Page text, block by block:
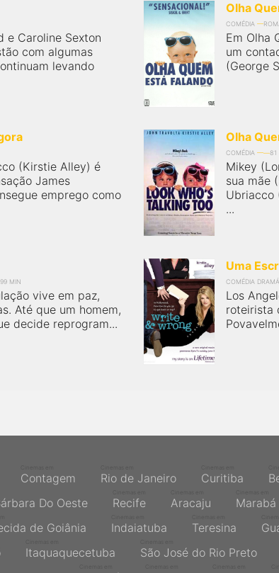
e Caroline Sexton
com algumas
levando
Olha
COMÉDIA
Em Olha
um
(George
(Kirstie Alley) é
James
emprego como
Olha
COMÉDIA 81
Mikey
sua mãe
Ubriacco
...
99 MIN
vive em paz,
Até que um homem,
decide reprogram...
Uma
COMÉDIA
Los
roteirista
Contagem Rio de Janeiro Curitiba
Do Oeste Recife Aracaju Marabá
de Goiânia Indaiatuba Teresina
Itaquaquecetuba São José do Rio Preto